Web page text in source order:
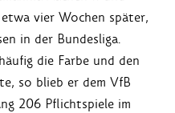
vier Wochen später,
in der Bundesliga.
die Farbe und den
so blieb er dem VfB
206 Pflichtspiele im